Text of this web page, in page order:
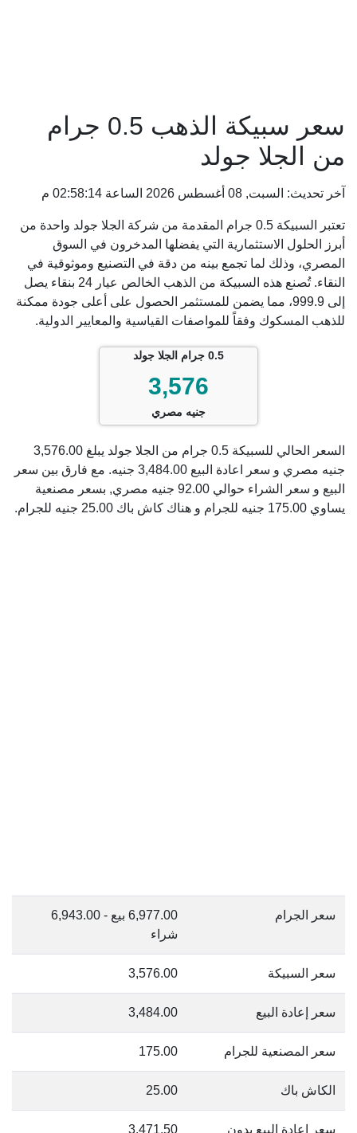
سعر سبيكة الذهب 0.5 جرام
من الجلا جولد
آخر تحديث: السبت, 08 أغسطس 2026 الساعة 02:58:14 م
تعتبر السبيكة 0.5 جرام المقدمة من شركة الجلا جولد واحدة من
أبرز الحلول الاستثمارية التي يفضلها المدخرون في السوق
المصري، وذلك لما تجمع بينه من دقة في التصنيع وموثوقية في
النقاء. تُصنع هذه السبيكة من الذهب الخالص عيار 24 بنقاء يصل
إلى 999.9، مما يضمن للمستثمر الحصول على أعلى جودة ممكنة
للذهب المسكوك وفقاً للمواصفات القياسية والمعايير الدولية.
0.5 جرام الجلا جولد
3,576
جنيه مصري
السعر الحالي للسبيكة 0.5 جرام من الجلا جولد يبلغ 3,576.00
جنيه مصري و سعر اعادة البيع 3,484.00 جنيه. مع فارق بين سعر
البيع و سعر الشراء حوالي 92.00 جنيه مصري, بسعر مصنعية
يساوي 175.00 جنيه للجرام و هناك كاش باك 25.00 جنيه للجرام.
سعر الجرام
6,977.00 بيع - 6,943.00
شراء
سعر السبيكة 3,576.00
سعر إعادة البيع 3,484.00
سعر المصنعية للجرام 175.00
الكاش باك 25.00
سعر إعادة البيع بدون 3,471.50